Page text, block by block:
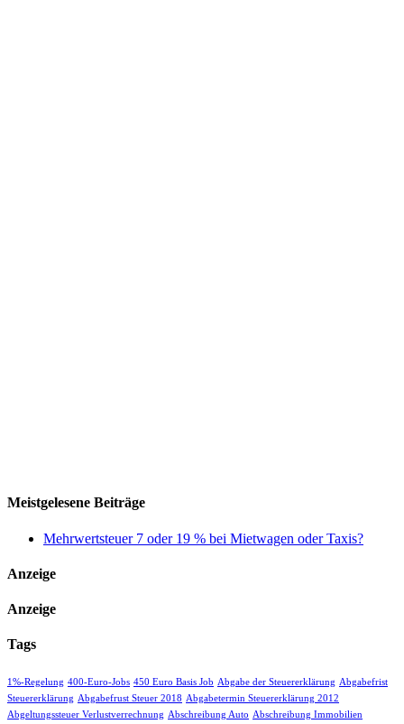
Meistgelesene Beiträge
Mehrwertsteuer 7 oder 19 % bei Mietwagen oder Taxis?
Anzeige
Anzeige
Tags
1%-Regelung 400-Euro-Jobs 450 Euro Basis Job Abgabe der Steuererklärung Abgabefrist
Steuererklärung Abgabefrust Steuer 2018 Abgabetermin Steuererklärung 2012
Abgeltungssteuer Verlustverrechnung Abschreibung Auto Abschreibung Immobilien